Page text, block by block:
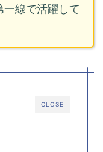
一線で活躍して
CLOSE